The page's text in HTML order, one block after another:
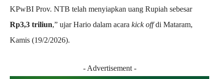
KPwBI Prov. NTB telah menyiapkan uang Rupiah sebesar
Rp3,3 triliun,” ujar Hario dalam acara kick offdi Mataram,
Kamis (19/2/2026).
- Advertisement -